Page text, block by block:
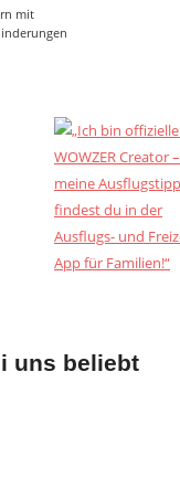
mit
uns beliebt